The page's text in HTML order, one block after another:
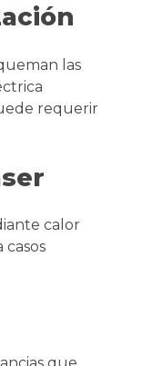
las
requerir
calor
casos